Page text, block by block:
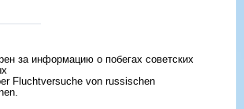
за информацию о побегах советских
Fluchtversuche von russischen